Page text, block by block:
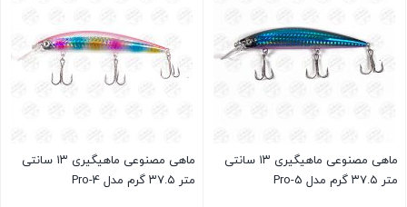
ماهی مصنوعی ماهیگیری ۱۳ سانتی
متر ۳۷.۵ گرم مدل Pro-5
ماهی مصنوعی ماهیگیری ۱۳ سانتی
متر ۳۷.۵ گرم مدل Pro-4